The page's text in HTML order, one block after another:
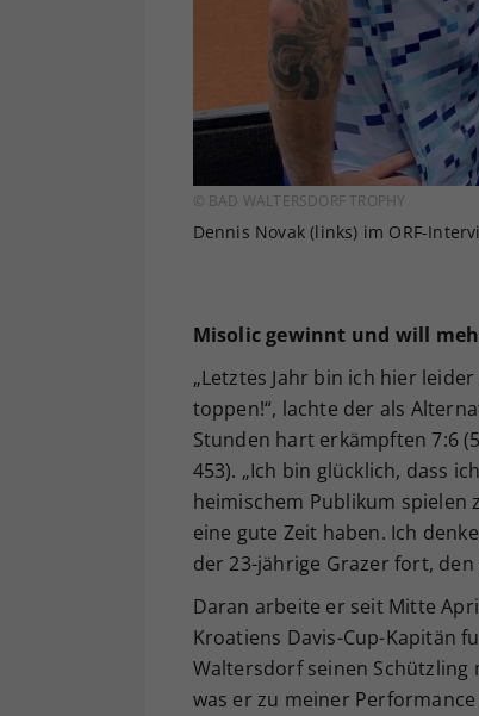
© BAD WALTERSDORF TROPHY
Dennis Novak (links) im ORF-
Misolic gewinnt und will
„Letztes Jahr bin ich hier
toppen!“, lachte der als
Stunden hart erkämpften 7:6
453). „Ich bin glücklich, dass
heimischem Publikum spielen
eine gute Zeit haben. Ich
der 23-jährige Grazer fort,
Daran arbeite er seit Mitte
Kroatiens Davis-Cup-Kapitän
Waltersdorf seinen Schützling
was er zu meiner